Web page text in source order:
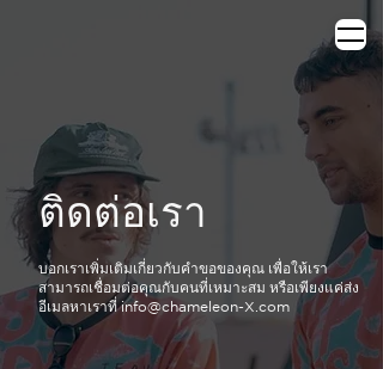
ติดต่อเรา
บอกเราเพิ่มเติมเกี่ยวกับคำขอของคุณ เพื่อให้เรา
สามารถเชื่อมต่อคุณกับคนที่เหมาะสม หรือเพียงแค่ส่ง
อีเมลหาเราที่info@chameleon-X.com